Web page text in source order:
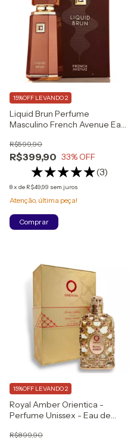
Liquid Brun Perfume
Masculino French Avenue Eau
R$399,90
R$599,90
33% OFF
(3)
8x de R$49,99 sem juros
15%OFF LEVANDO 2
Atenção, última peça!
Comprar
Royal Amber Orientica -
Perfume Unissex - Eau de
R$899,90
15%OFF LEVANDO 2